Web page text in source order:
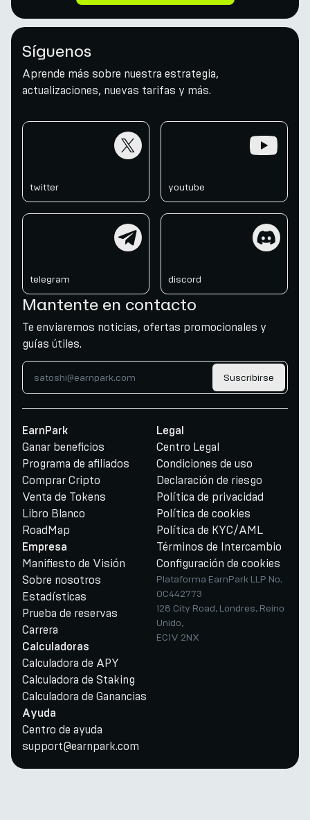
Síguenos
Aprende más sobre nuestra estrategia,
actualizaciones, nuevas tarifas y más.
twitter youtube
telegram discord
Mantente en contacto
Te enviaremos noticias, ofertas promocionales y
guías útiles.
Suscribirse
EarnPark
Ganar beneficios
Programa de afiliados
Comprar Cripto
Venta de Tokens
Libro Blanco
RoadMap
Empresa
Manifiesto de Visión
Sobre nosotros
Estadísticas
Prueba de reservas
Carrera
Calculadoras
Calculadora de APY
Calculadora de Staking
Calculadora de Ganancias
Ayuda
Centro de ayuda
support@earnpark.com
Legal
Centro Legal
Condiciones de uso
Declaración de riesgo
Política de privacidad
Política de cookies
Política de KYC/AML
Términos de Intercambio
Configuración de cookies
Plataforma EarnPark LLP No.
OC442773
128 City Road, Londres, Reino
Unido,
EC1V 2NX